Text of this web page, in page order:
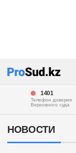
1401
Телефон доверия
Верховного суда
НОВОСТИ